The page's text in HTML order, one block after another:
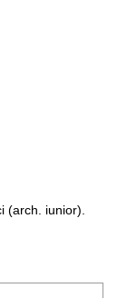
(arch. iunior).